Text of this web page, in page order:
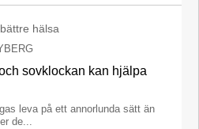
sovklockan kan hjälpa
leva på ett annorlunda sätt än
de...